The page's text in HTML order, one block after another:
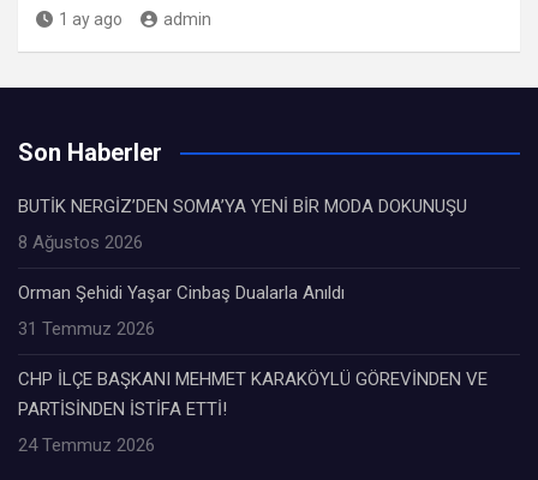
1 ay ago admin
Son Haberler
BUTİK NERGİZ’DEN SOMA’YA YENİ BİR MODA DOKUNUŞU
8 Ağustos 2026
Orman Şehidi Yaşar Cinbaş Dualarla Anıldı
31 Temmuz 2026
CHP İLÇE BAŞKANI MEHMET KARAKÖYLÜ GÖREVİNDEN VE
PARTİSİNDEN İSTİFA ETTİ!
24 Temmuz 2026